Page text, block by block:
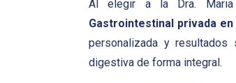
Al elegir a la Dra. Maria
Gastrointestinal privada en
personalizada y
digestiva de forma integral.